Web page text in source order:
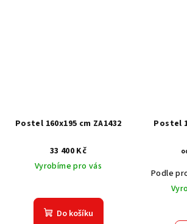
Postel 160x195 cm ZA1432
33 400 Kč
Vyrobíme pro vás
Do košíku
Postel
Podle